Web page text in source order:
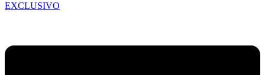
EXCLUSIVO